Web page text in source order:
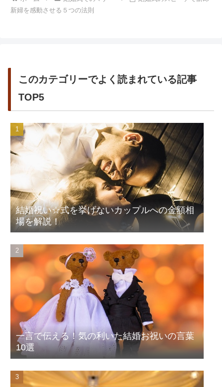
新婦を感動させる５つの法則
このカテゴリーでよく読まれている記事
TOP5
結婚祝い☆式を挙げないカップルへの金額相
場を解説！
一言で伝える！気の利いた結婚お祝いの言葉
10選